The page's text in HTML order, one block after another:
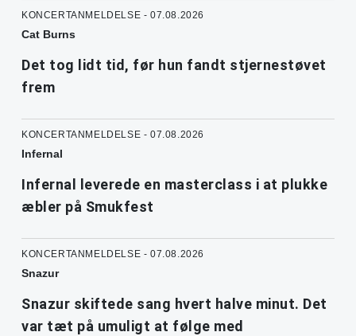
KONCERTANMELDELSE - 07.08.2026
Cat Burns
Det tog lidt tid, før hun fandt stjernestøvet
frem
KONCERTANMELDELSE - 07.08.2026
Infernal
Infernal leverede en masterclass i at plukke
æbler på Smukfest
KONCERTANMELDELSE - 07.08.2026
Snazur
Snazur skiftede sang hvert halve minut. Det
var tæt på umuligt at følge med